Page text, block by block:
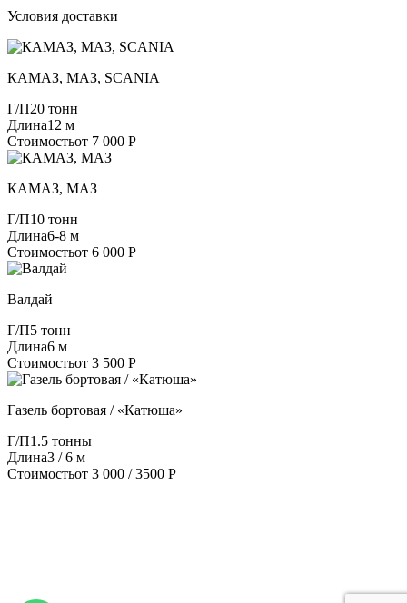
Условия доставки
КАМАЗ, МАЗ, SCANIA
Г/П20 тонн
Длина12 м
Стоимостьот 7 000 Р
КАМАЗ, МАЗ
Г/П10 тонн
Длина6-8 м
Стоимостьот 6 000 Р
Валдай
Г/П5 тонн
Длина6 м
Стоимостьот 3 500 Р
Газель бортовая / «Катюша»
Г/П1.5 тонны
Длина3 / 6 м
Стоимостьот 3 000 / 3500 Р